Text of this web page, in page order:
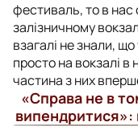
фестиваль, то в нас
залізничному
взагалі не знали,
просто на вокзалі
частина з них
«Справа не в
випендритися»: